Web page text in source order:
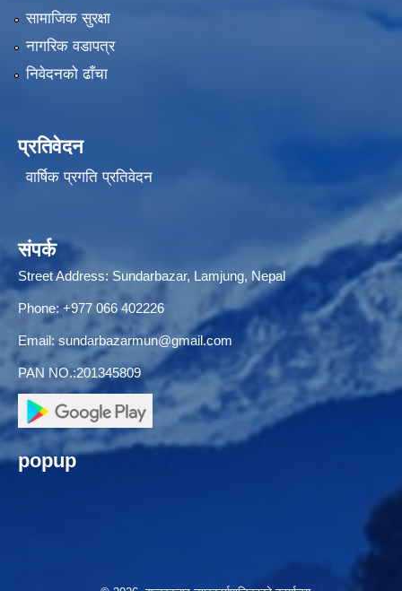
सामाजिक सुरक्षा
नागरिक वडापत्र
निवेदनको ढाँचा
प्रतिवेदन
वार्षिक प्रगति प्रतिवेदन
संपर्क
Street Address: Sundarbazar, Lamjung, Nepal
Phone: +977 066 402226
Email: sundarbazarmun@gmail.com
PAN NO.:201345809
popup